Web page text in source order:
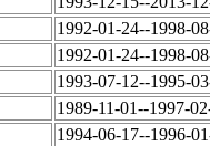
1992-01-24--1998-
1992-01-24--1998-
1993-07-12--1995-
1989-11-01--1997-
1994-06-17--1996-